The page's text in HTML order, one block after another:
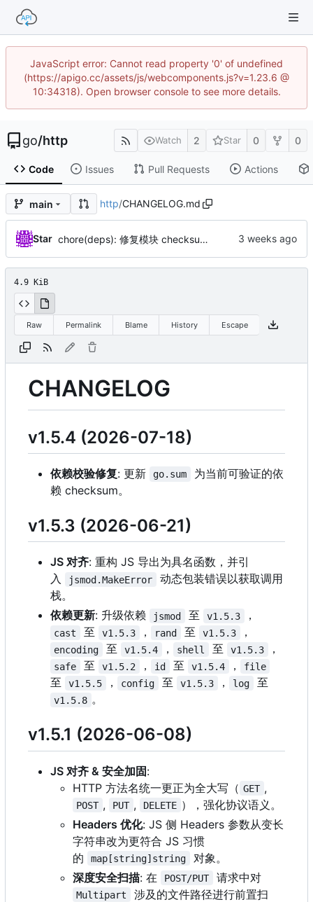
JavaScript error: Cannot read property '0' of undefined
(https://apigo.cc/assets/js/webcomponents.js?v=1.23.6 @
10:34318). Open browser console to see more details.
go/http Watch 2 Star 0 0
Code Issues Pull Requests Actions
main http/CHANGELOG.md
Star chore(deps): 修复模块 checksum（by AI）
4.9 KiB
Raw Permalink Blame History Escape
CHANGELOG
v1.5.4 (2026-07-18)
依赖校验修复: 更新 go.sum
为当前可验证的依
赖 checksum。
v1.5.3 (2026-06-21)
JS 对齐: 重构 JS 导出为具名函数，并引
入
jsmod.MakeError
动态包装错误以获取调用
栈。
依赖更新: 升级依赖 jsmod 至 v1.5.3 ，
cast 至 v1.5.3 ， rand 至 v1.5.3 ，
encoding 至 v1.5.4 ， shell 至 v1.5.3 ，
safe 至 v1.5.2 ， id 至 v1.5.4 ， file
至 v1.5.5 ， config 至 v1.5.3 ， log 至
v1.5.8 。
v1.5.1 (2026-06-08)
JS 对齐 & 安全加固:
HTTP 方法名统一更正为全大写（ GET ,
POST , PUT , DELETE ），强化协议语义。
Headers 优化: JS 侧 Headers 参数从变长
字符串改为更符合 JS 习惯
的
map[string]string
对象。
深度安全扫描: 在 POST/PUT 请求中对
Multipart
涉及的文件路径进行前置扫